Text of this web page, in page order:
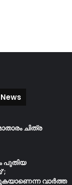
ചിത്ര
പുതിയ
വാർത്ത